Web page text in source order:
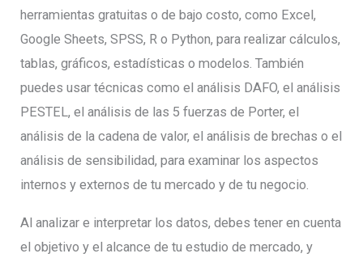
herramientas gratuitas o de bajo costo, como Excel,
Google Sheets, SPSS, R o Python, para realizar cálculos,
tablas, gráficos, estadísticas o modelos. También
puedes usar técnicas como el análisis DAFO, el análisis
PESTEL, el análisis de las 5 fuerzas de Porter, el
análisis de la cadena de valor, el análisis de brechas o el
análisis de sensibilidad, para examinar los aspectos
internos y externos de tu mercado y de tu negocio.
Al analizar e interpretar los datos, debes tener en cuenta
el objetivo y el alcance de tu estudio de mercado, y